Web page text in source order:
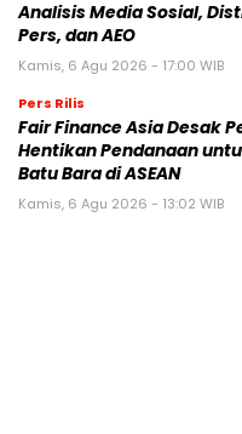
Analisis Media Sosial,
Pers, dan AEO
Kamis, 6 Agu 2026 - 17:00 WIB
Pers Rilis
Fair Finance Asia Desak
Hentikan Pendanaan
Batu Bara di ASEAN
Kamis, 6 Agu 2026 - 13:02 WIB